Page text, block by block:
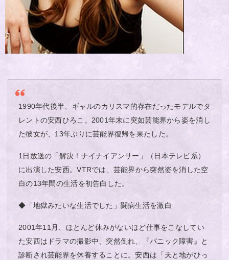
1990年代後半、ギャルのカリスマ的存在だったモデルでタ
レントの安西ひろこ。2001年末に突如芸能界から姿を消し
た彼女が、13年ぶりに芸能界復帰を果たした。
1日放送の「解決！ナイナイアンサー」（日本テレビ系）
に出演した安西。VTRでは、芸能界から突然姿を消した空
白の13年間の生活を初告白した。
◆「地獄みたいな生活でした」闘病生活を激白
2001年11月、ほとんど休みがないほど仕事をこなしてい
た安西はドラマの撮影中、突然倒れ、『パニック障害』と
診断され芸能界を休養することに。安西は「天と地がひっ